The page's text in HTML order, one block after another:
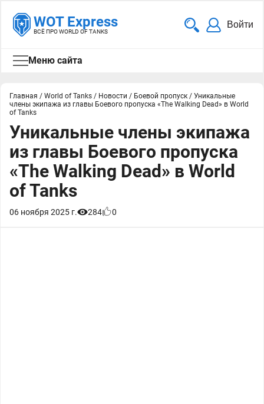
WOT Express
ВСЁ ПРО WORLD OF TANKS
Войти
Меню сайта
Главная / World of Tanks / Новости / Боевой пропуск / Уникальные
члены экипажа из главы Боевого пропуска «The Walking Dead» в World
of Tanks
Уникальные члены экипажа
из главы Боевого пропуска
«The Walking Dead» в World
of Tanks
06 ноября 2025 г. 284 0